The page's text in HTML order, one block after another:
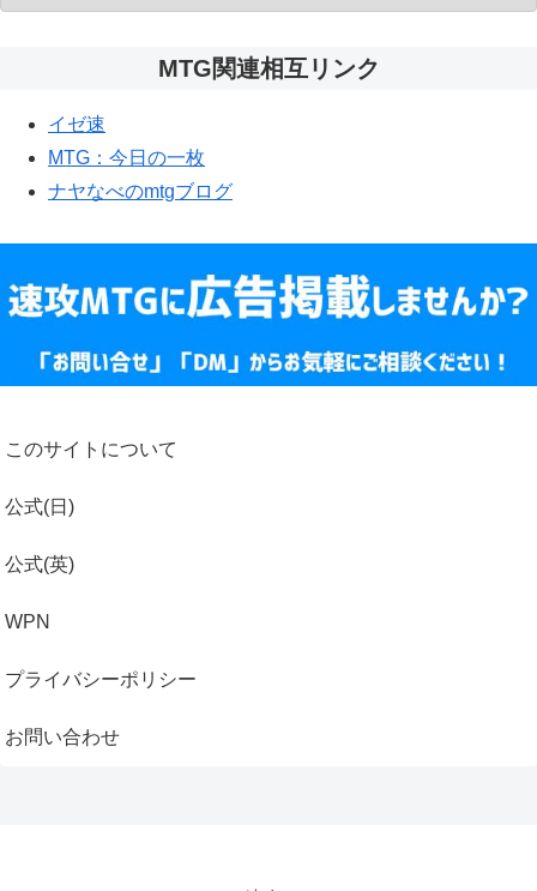
MTG関連相互リンク
イゼ速
MTG：今日の一枚
ナヤなべのmtgブログ
このサイトについて
公式(日)
公式(英)
WPN
プライバシーポリシー
お問い合わせ